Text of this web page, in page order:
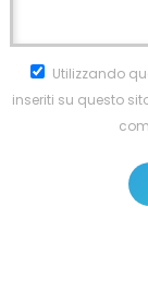
Utilizzando
inseriti su questo